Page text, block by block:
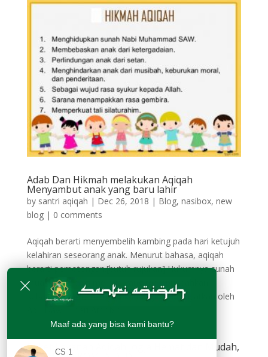
Adab Dan Hikmah melakukan Aqiqah
Menyambut anak yang baru lahir
by santri aqiqah | Dec 26, 2018 | Blog, nasibox, new
blog| 0 comments
Aqiqah berarti menyembelih kambing pada hari ketujuh
kelahiran seseorang anak. Menurut bahasa, aqiqah
berarti pemotongan.[butuh rujukan] Hukumnya sunah
muakkadah bagi mereka yang mampu, bahkan
sebagian ulama menyatakan wajib. Diriwayatkan oleh
Paket Layanan Aqiqah Jogja Hemat dan Mudah,
Maaf ada yang bisa kami bantu?
CS 1